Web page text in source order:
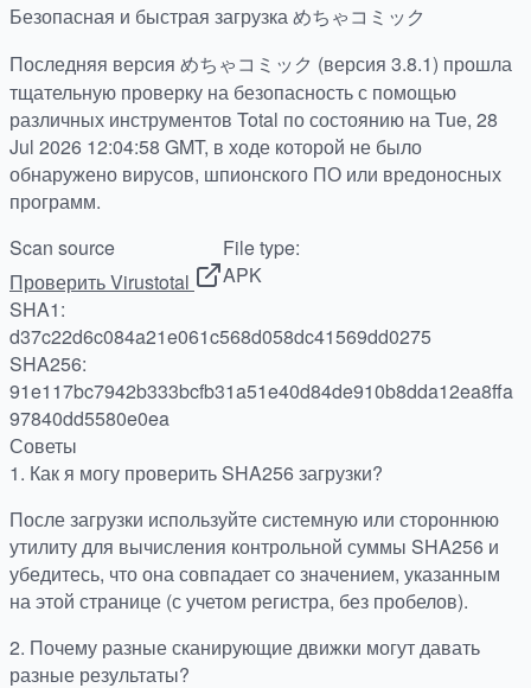
Безопасная и быстрая загрузка めちゃコミック
Последняя версия めちゃコミック (версия 3.8.1) прошла
тщательную проверку на безопасность с помощью
различных инструментов Total по состоянию на Tue, 28
Jul 2026 12:04:58 GMT, в ходе которой не было
обнаружено вирусов, шпионского ПО или вредоносных
программ.
Scan source
Проверить Virustotal
File type:
APK
SHA1:
d37c22d6c084a21e061c568d058dc41569dd0275
SHA256:
91e117bc7942b333bcfb31a51e40d84de910b8dda12ea8ffa
97840dd5580e0ea
Советы
1. Как я могу проверить SHA256 загрузки?
После загрузки используйте системную или стороннюю
утилиту для вычисления контрольной суммы SHA256 и
убедитесь, что она совпадает со значением, указанным
на этой странице (с учетом регистра, без пробелов).
2. Почему разные сканирующие движки могут давать
разные результаты?